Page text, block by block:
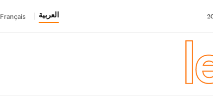
العربية Français